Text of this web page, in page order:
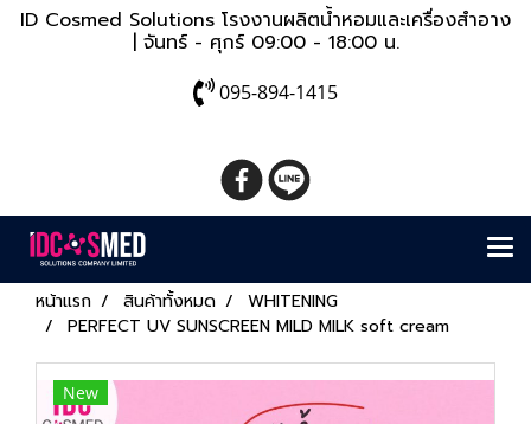
ID Cosmed Solutions โรงงานผลิตน้ำหอมและเครื่องสำอาง
| จันทร์ - ศุกร์ 09:00 - 18:00 น.
095-894-1415
หน้าแรก สินค้าทั้งหมด
WHITENING
PERFECT UV SUNSCREEN MILD MILK soft cream
New